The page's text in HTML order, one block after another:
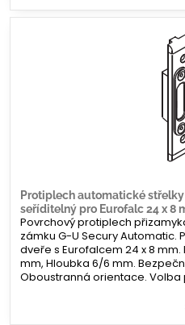
Protiplech automatické
seříditelný pro Eurofalc 24 x 8
Povrchový protiplech
zámku G-U Secury Automatic.
dveře s Eurofalcem 24 x 8 mm.
mm, Hloubka 6/6 mm.
Oboustranná orientace. Volba